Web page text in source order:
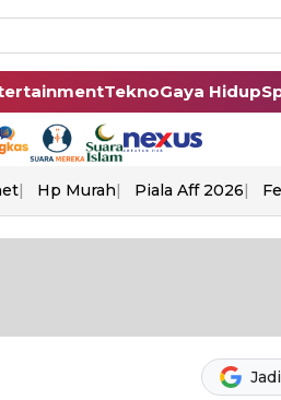
TeknoGaya Hidup
Hp Murah Piala Aff 2026